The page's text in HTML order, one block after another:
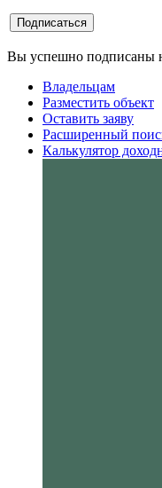
Вы успешно подписаны
Владельцам
Разместить объект
Оставить заяву
Расширенный
Калькулятор